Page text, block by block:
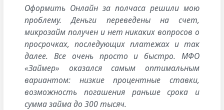
Оформить Онлайн за полчаса решили мою
проблему. Деньги переведены на счет,
микрозайм получен и нет никаких вопросов о
просрочках, последующих платежах и так
далее. Все очень просто и быстро. МФО
«Займер» оказался самым оптимальным
вариантом: низкие процентные ставки,
возможность погашения раньше срока и
сумма займа до 300 тысяч.